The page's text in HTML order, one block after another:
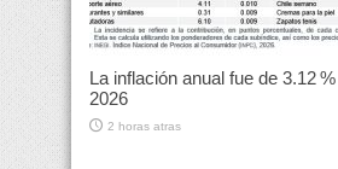
La inflación anual fue de 3.12
2026
2 horas atras